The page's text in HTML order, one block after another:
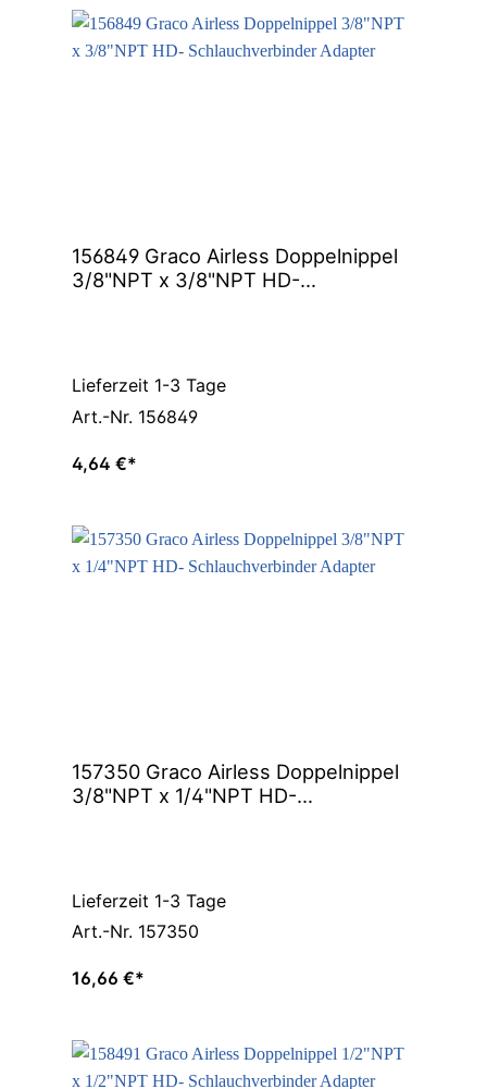
156849 Graco Airless Doppelnippel
3/8"NPT x 3/8"NPT HD-
Lieferzeit 1-3 Tage
Art.-Nr. 156849
4,64 €*
157350 Graco Airless Doppelnippel
3/8"NPT x 1/4"NPT HD-
Lieferzeit 1-3 Tage
Art.-Nr. 157350
16,66 €*